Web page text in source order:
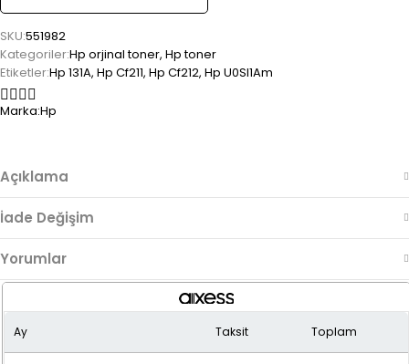
SKU:551982
Kategoriler:Hp orjinal toner, Hp toner
Etiketler:Hp 131A, Hp Cf211, Hp Cf212, Hp U0Sl1Am
Marka:Hp
Açıklama
İade Değişim
Yorumlar
Ay Taksit Toplam